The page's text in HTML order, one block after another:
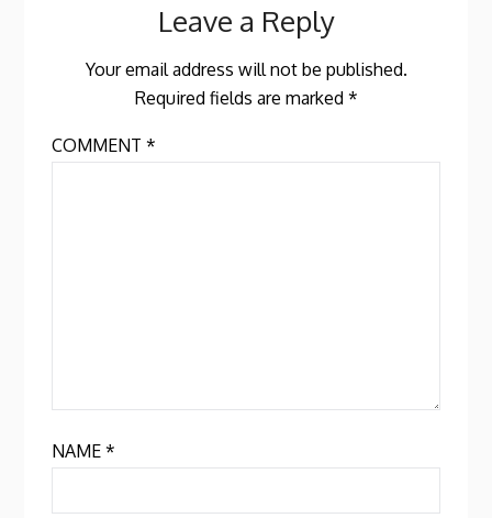
Leave a Reply
Your email address will not be published.
Required fields are marked *
COMMENT*
NAME*